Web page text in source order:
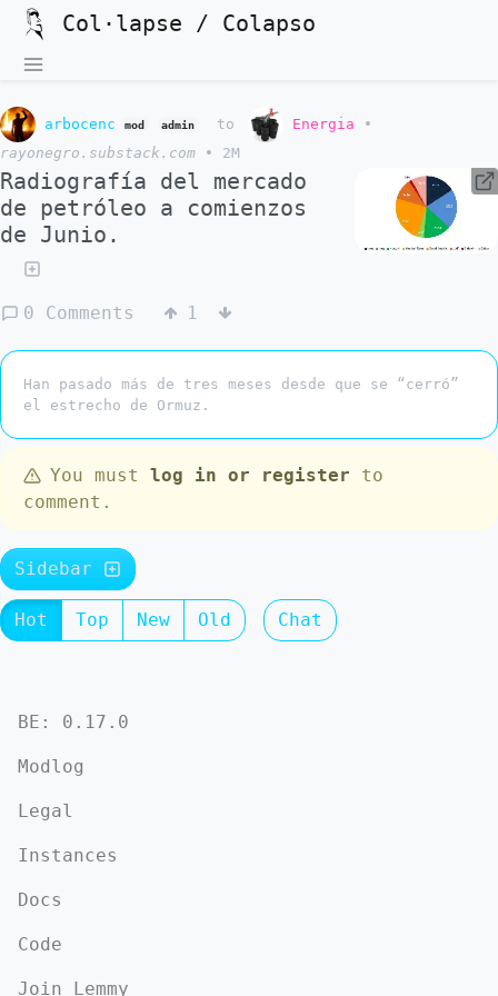
Col·lapse / Colapso
arbocenc mod admin to Energia
•
rayonegro.substack.com
• 2M
Radiografía del mercado
de petróleo a comienzos
de Junio.
0 Comments 1
Han pasado más de tres meses desde que se “cerró”
el estrecho de Ormuz.
You must log in or register to
comment.
Sidebar
Hot Top New Old Chat
BE: 0.17.0
Modlog
Legal
Instances
Docs
Code
Join Lemmy